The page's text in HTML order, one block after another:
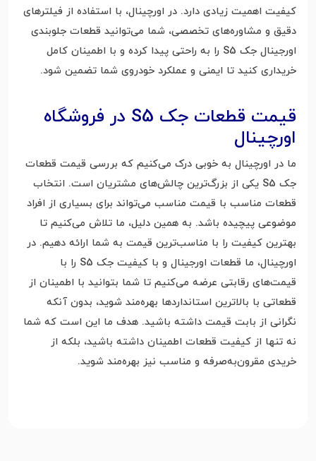
کیفیت اهمیت زیادی دارد. در اورچینال، با استفاده از فیلترهای
دقیق و مشاوره‌های تخصصی، شما می‌توانید قطعات جلوبندی
اورجینال جک S5 را به راحتی پیدا کرده و با اطمینان کامل
خریداری کنید تا ایمنی و عملکرد خودروی شما تضمین شود.
قیمت قطعات جک S5 در فروشگاه
اورچینال
ما در اورچینال به خوبی درک می‌کنیم که بررسی قیمت قطعات
جک S5 یکی از بزرگ‌ترین چالش‌های مشتریان است. انتخاب
قطعات مناسب با قیمت مناسب می‌تواند برای بسیاری از افراد
موضوعی پیچیده باشد. به همین دلیل، ما تلاش می‌کنیم تا
بهترین کیفیت را با مناسب‌ترین قیمت به شما ارائه دهیم. در
اورچینال، ما قطعات اورجینال و با کیفیت جک S5 را با
قیمت‌های رقابتی عرضه می‌کنیم تا شما بتوانید با اطمینان از
قطعاتی با بالاترین استانداردها بهره‌مند شوید، بدون آنکه
نگرانی از بابت قیمت داشته باشید. هدف ما این است که شما
نه تنها از کیفیت قطعات اطمینان داشته باشید، بلکه از
خریدی مقرون‌به‌صرفه و مناسب نیز بهره‌مند شوید.